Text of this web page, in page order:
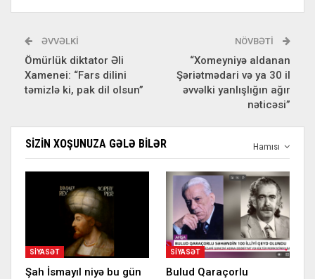
ƏVVƏLKI
Ömürlük diktator Əli
Xamenei: “Fars dilini
təmizlə ki, pak dil olsun”
NÖVBƏTI
“Xomeyniyə aldanan
Şəriətmədari və ya 30 il
əvvəlki yanlışlığın ağır
nəticəsi”
Hamısı
SIZIN XOŞUNUZA GƏLƏ BILƏR
SIYASƏT
Şah İsmayıl niyə bu gün
SIYASƏT
Bulud Qaraçorlu